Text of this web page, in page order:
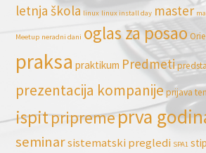
letnja škola linux linux install day master
Meetup neradni dani oglas za posao
praksa praktikum Predmeti
prezentacija kompanije prijava
ispitpripremeprva
seminarsistematski pregledi SPA1